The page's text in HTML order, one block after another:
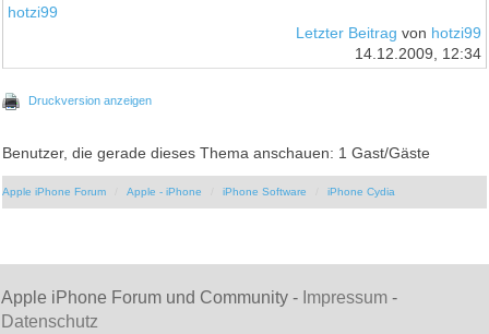
hotzi99
Letzter Beitrag von hotzi99
14.12.2009, 12:34
Druckversion anzeigen
Benutzer, die gerade dieses Thema anschauen: 1 Gast/Gäste
Apple iPhone Forum Apple - iPhone iPhone Software iPhone Cydia
Apple iPhone Forum und Community - Impressum -
Datenschutz